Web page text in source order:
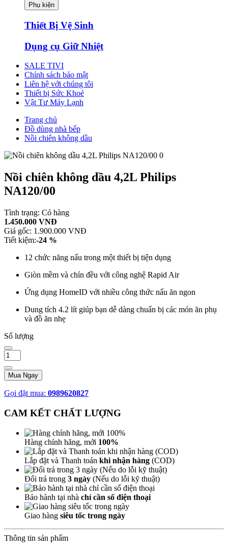
Phụ kiện
Thiết Bị Vệ Sinh
Dụng cụ Giữ Nhiệt
SALE TIVI
Chính sách bảo mật
Liên hệ với chúng tôi
Thiết bị Sức Khoẻ
Vật Tư Máy Lạnh
Trang chủ
Đồ dùng nhà bếp
Nồi chiên không dầu
Nồi chiên không dầu 4,2L Philips
NA120/00
Tình trạng: Có hàng
1.450.000 VNĐ
Giá gốc: 1.900.000 VNĐ
Tiết kiệm:-24 %
12 chức năng nấu trong một thiết bị tiện dụng
Giòn mềm và chín đều với công nghệ Rapid Air
Ứng dụng HomeID với nhiều công thức nấu ăn ngon
Dung tích 4.2 lít giúp bạn dễ dàng chuẩn bị các món ăn phụ
và đồ ăn nhẹ
Số lượng
Mua Ngay
Gọi đặt mua: 0989620827
CAM KẾT CHẤT LƯỢNG
Hàng chính hãng, mới 100%
Lắp đặt và Thanh toán khi nhận hàng (COD)
Đổi trả trong 3 ngày (Nếu do lỗi kỹ thuật)
Bảo hành tại nhà chỉ cần số điện thoại
Giao hàng siêu tốc trong ngày
Thông tin sản phẩm